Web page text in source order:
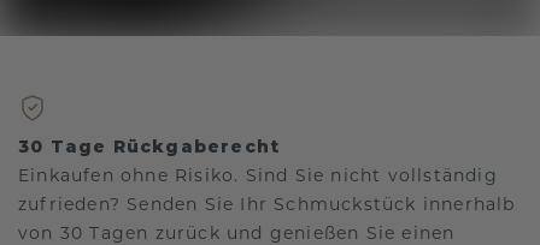
30 Tage Rückgaberecht
Einkaufen ohne Risiko. Sind Sie nicht vollständig
zufrieden? Senden Sie Ihr Schmuckstück innerhalb
von 30 Tagen zurück und genießen Sie einen